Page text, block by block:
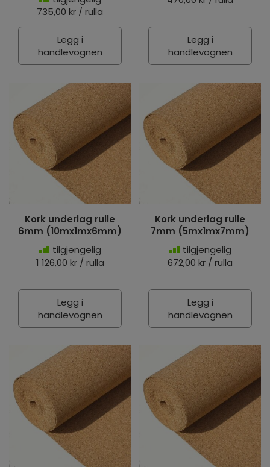
735,00 kr / rulla
Legg i
handlevognen
Legg i
handlevognen
Kork underlag rulle
6mm (10mx1mx6mm)
tilgjengelig
1 126,00 kr / rulla
Legg i
handlevognen
Kork underlag rulle
7mm (5mx1mx7mm)
tilgjengelig
672,00 kr / rulla
Legg i
handlevognen